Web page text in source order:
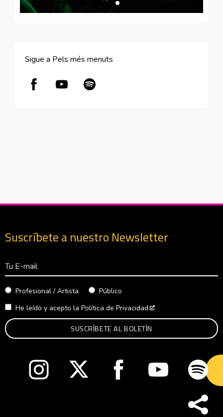
Sigue a Pels més menuts
Abre en nueva ventana
Abre en nueva ventana
Abre en nueva ventana
Suscríbete a nuestro Newsletter
Correo Electrónico
Profesional / Artista
Público
He leído y acepto la Política de Privacidad.
Abre en nueva ventanaAbre en nueva ventanaAbre en nueva ventana
Abre en nueva